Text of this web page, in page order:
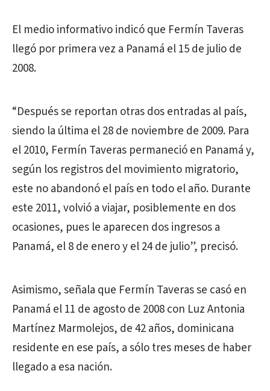
El medio informativo indicó que Fermín Taveras
llegó por primera vez a Panamá el 15 de julio de
2008.
“Después se reportan otras dos entradas al país,
siendo la última el 28 de noviembre de 2009. Para
el 2010, Fermín Taveras permaneció en Panamá y,
según los registros del movimiento migratorio,
este no abandonó el país en todo el año. Durante
este 2011, volvió a viajar, posiblemente en dos
ocasiones, pues le aparecen dos ingresos a
Panamá, el 8 de enero y el 24 de julio”, precisó.
Asimismo, señala que Fermín Taveras se casó en
Panamá el 11 de agosto de 2008 con Luz Antonia
Martínez Marmolejos, de 42 años, dominicana
residente en ese país, a sólo tres meses de haber
llegado a esa nación.